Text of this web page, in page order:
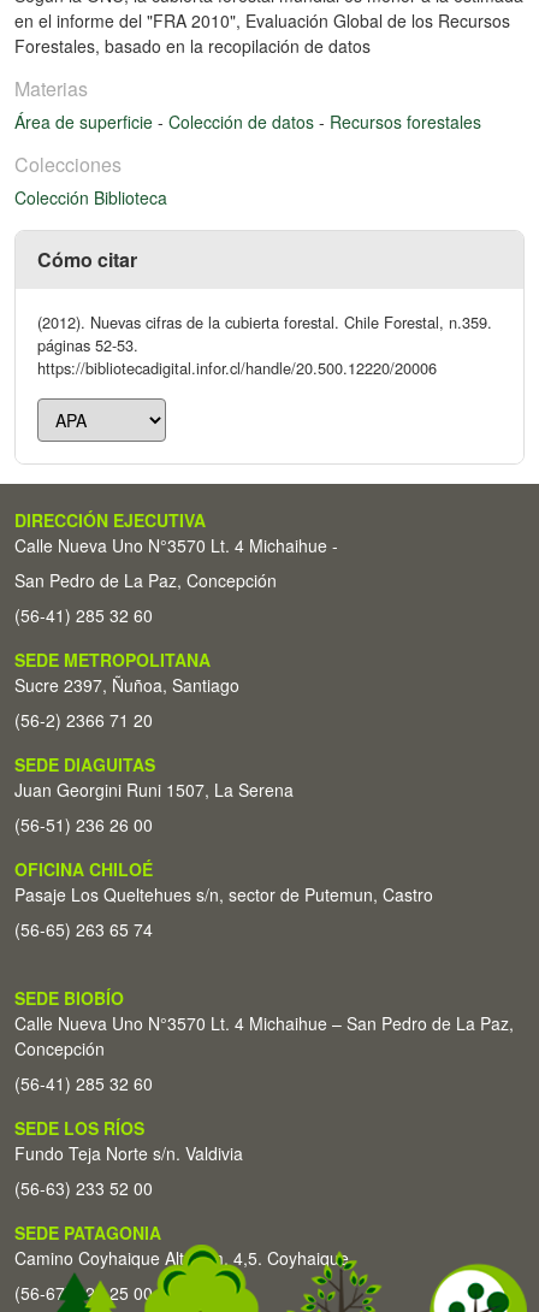
en el informe del "FRA 2010", Evaluación Global de los Recursos
Forestales, basado en la recopilación de datos
Materias
Área de superficie - Colección de datos - Recursos forestales
Colecciones
Colección Biblioteca
Cómo citar
(2012). Nuevas cifras de la cubierta forestal. Chile Forestal, n.359.
páginas 52-53.
https://bibliotecadigital.infor.cl/handle/20.500.12220/20006
DIRECCIÓN EJECUTIVA
Calle Nueva Uno N°3570 Lt. 4 Michaihue -
San Pedro de La Paz, Concepción
(56-41) 285 32 60
SEDE METROPOLITANA
Sucre 2397, Ñuñoa, Santiago
(56-2) 2366 71 20
SEDE DIAGUITAS
Juan Georgini Runi 1507, La Serena
(56-51) 236 26 00
OFICINA CHILOÉ
Pasaje Los Queltehues s/n, sector de Putemun, Castro
(56-65) 263 65 74
SEDE BIOBÍO
Calle Nueva Uno N°3570 Lt. 4 Michaihue – San Pedro de La Paz,
Concepción
(56-41) 285 32 60
SEDE LOS RÍOS
Fundo Teja Norte s/n. Valdivia
(56-63) 233 52 00
SEDE PATAGONIA
Camino Coyhaique Alto Km. 4,5. Coyhaique
(56-67) 226 25 00